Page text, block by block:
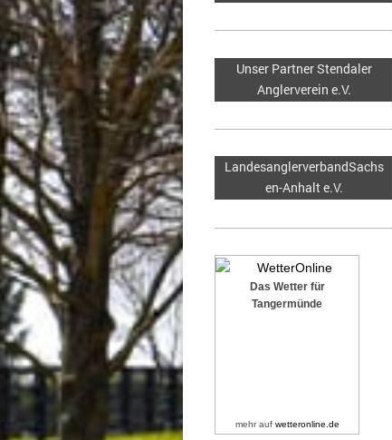
Unser Partner Stendaler
Anglerverein e.V.
LandesanglerverbandSachs
en-Anhalt e.V.
Das Wetter für
Tangermünde
mehr auf wetteronline.de